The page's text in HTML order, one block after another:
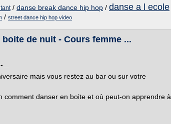
/ danse break dance hip hop / danse a l ecole
/ street dance hip hop video
de nuit - Cours femme ...
mais vous restez au bar ou sur votre
comment danser en boite et où peut-on apprendre à